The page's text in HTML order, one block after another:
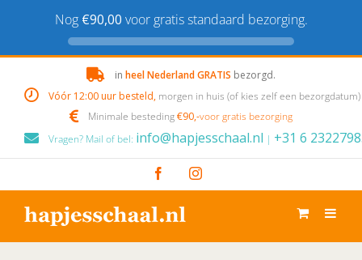
Nog €90,00 voor gratis standaard bezorging.
content
in heel Nederland GRATIS bezorgd.
Vóór 12:00 uur besteld, morgen in huis (of kies zelf een bezorgdatum)
Minimale besteding€90,-voor gratis bezorging
Vragen? Mail of bel: info@hapjesschaal.nl | +31 6
FacebookInstagram